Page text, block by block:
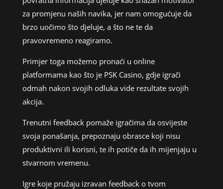
za promjenu naših navika, jer nam omogućuje da
brzo uočimo što djeluje, a što ne te da
pravovremeno reagiramo.
Primjer toga možemo pronaći u online
platformama kao što je PSK Casino, gdje igrači
odmah nakon svojih odluka vide rezultate svojih
akcija.
Trenutni feedback pomaže igračima da osvijeste
svoja ponašanja, prepoznaju obrasce koji nisu
produktivni ili korisni, te ih potiče da ih mijenjaju u
stvarnom vremenu.
Igre koje pružaju izravan feedback o tvom